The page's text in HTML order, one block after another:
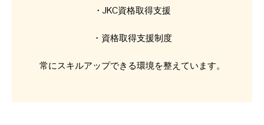
・JKC資格取得支援
・資格取得支援制度
常にスキルアップできる環境を整えています。